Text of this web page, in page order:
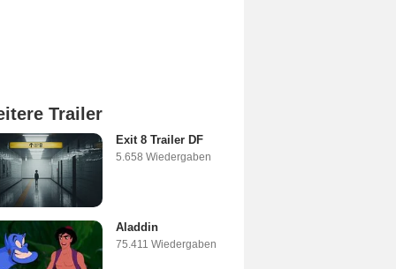
Trailer
Exit 8 Trailer DF
5.658 Wiedergaben
Aladdin
75.411 Wiedergaben